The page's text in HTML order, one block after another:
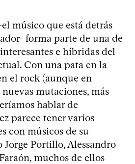
músico que está detrás
forma parte de una de
e híbridas del
Con una pata en la
el rock (aunque en
mutaciones, más
hablar de
parece tener varios
con músicos de su
Jorge Portillo, Alessandro
muchos de ellos